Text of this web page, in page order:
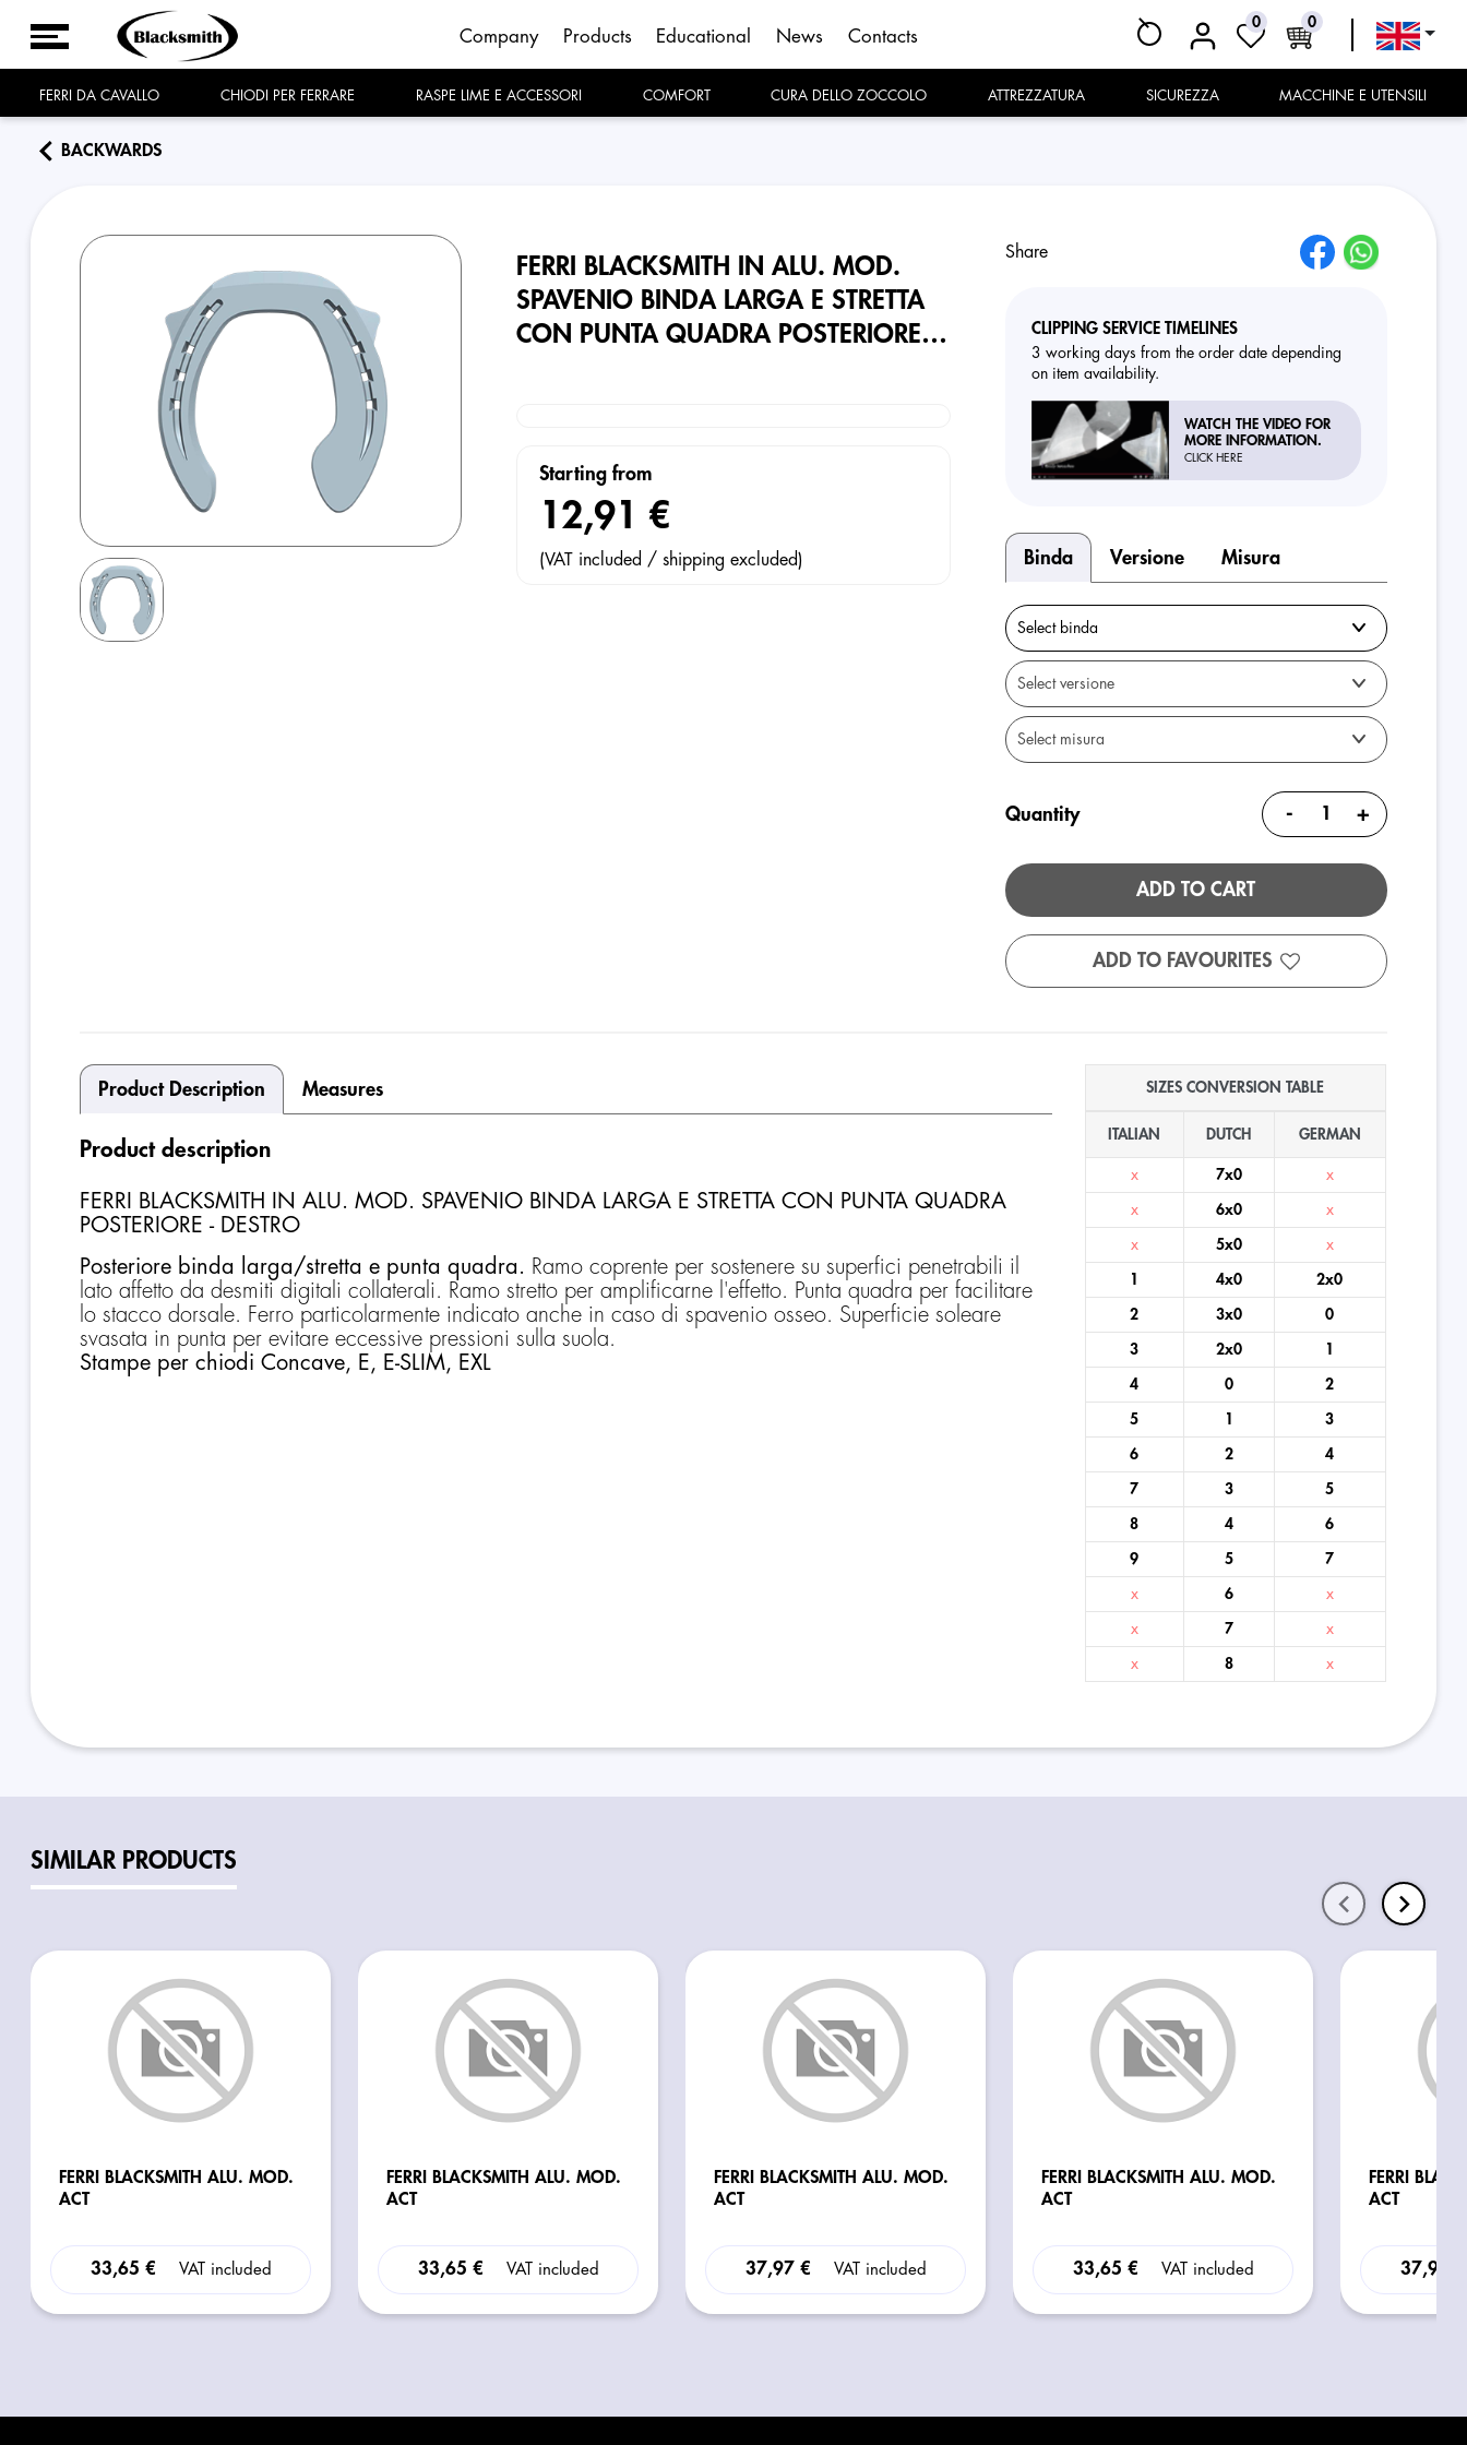
Company Products Educational News Contacts
0 0
FERRI DA CAVALLO CHIODI PER FERRARE RASPE LIME E ACCESSORI COMFORT CURA DELLO ZOCCOLO ATTREZZATURA SICUREZZA MACCHINE E UTENSILI
BACKWARDS
FERRI BLACKSMITH IN ALU. MOD.
SPAVENIO BINDA LARGA E STRETTA
CON PUNTA QUADRA POSTERIORE -
Starting from
12,91 €
(VAT included / shipping excluded)
Share
CLIPPING SERVICE TIMELINES
3 working days from the order date depending
on item availability.
WATCH THE VIDEO FOR
MORE INFORMATION.
CLICK HERE
Binda Versione Misura
Quantity - +
ADD TO CART
ADD TO FAVOURITES
Product Description Measures
Product description
FERRI BLACKSMITH IN ALU. MOD. SPAVENIO BINDA LARGA E STRETTA CON PUNTA QUADRA
POSTERIORE - DESTRO
Posteriore binda larga/stretta e punta quadra. Ramo coprente per sostenere su superfici penetrabili il
lato affetto da desmiti digitali collaterali. Ramo stretto per amplificarne l'effetto. Punta quadra per facilitare
lo stacco dorsale. Ferro particolarmente indicato anche in caso di spavenio osseo. Superficie soleare
svasata in punta per evitare eccessive pressioni sulla suola.
Stampe per chiodi Concave, E, E-SLIM, EXL
SIZES CONVERSION TABLE
ITALIAN DUTCH GERMAN
x 7x0 x
x 6x0 x
x 5x0 x
1 4x0 2x0
2 3x0 0
3 2x0 1
4 0 2
5 1 3
6 2 4
7 3 5
8 4 6
9 5 7
x 6 x
x 7 x
x 8 x
SIMILAR PRODUCTS
FERRI BLACKSMITH ALU. MOD.
ACT
33,65 € VAT included
FERRI BLACKSMITH ALU. MOD.
ACT
33,65 € VAT included
FERRI BLACKSMITH ALU. MOD.
ACT
37,97 € VAT included
FERRI BLACKSMITH ALU. MOD.
ACT
33,65 € VAT included
FERRI
ACT
37,97